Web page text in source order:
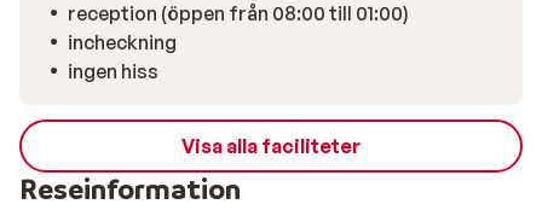
reception (öppen från 08:00 till 01:00)
incheckning
ingen hiss
Visa alla faciliteter
Reseinformation